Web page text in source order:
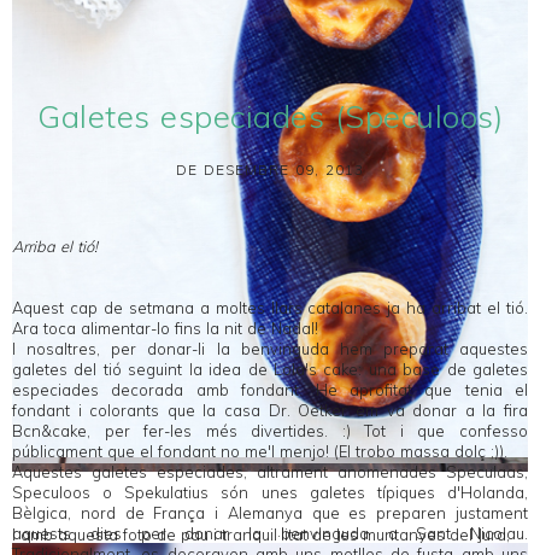
I amb aquesta foto de pau i tranquil·litat de les muntanyes del Jura,
Galetes especiades (Speculoos)
DE DESEMBRE 09, 2013
Arriba el tió!
Aquest cap de setmana a moltes llars catalanes ja ha arribat el tió.
Ara toca alimentar-lo fins la nit de Nadal!
I nosaltres, per donar-li la benvinguda hem preparat aquestes
galetes del tió seguint la idea deLola's cake: una base de galetes
especiades decorada amb fondant. He aprofitat que tenia el
fondant i colorants que la casa Dr. Oetkerem va donar a la fira
Bcn&cake , per fer-les més divertides. :) Tot i que confesso
públicament que el fondant no me'l menjo! (El trobo massa dolç ;)).
Aquestes galetes especiades, altrament anomenadesSpeculaas,
Speculoos o Spekulatius són unes galetes típiques d'Holanda,
Bèlgica, nord de França i Alemanya que es preparen justament
aquests dies per donar la benvinguda a Sant Nicolau.